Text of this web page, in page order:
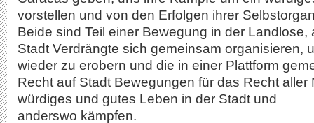
vorstellen und von den Erfolgen ihrer
Beide sind Teil einer Bewegung in der Landlose,
Stadt Verdrängte sich gemeinsam organisieren,
wieder zu erobern und die in einer Plattform
Recht auf Stadt Bewegungen für das Recht aller
würdiges und gutes Leben in der Stadt und
anderswo kämpfen.